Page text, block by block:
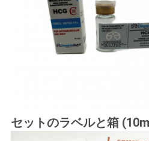
セットのラベルと箱